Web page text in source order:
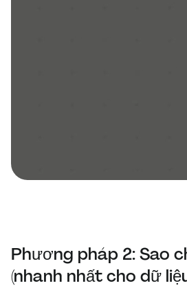
Phương pháp 2: Sao
(nhanh nhất cho dữ